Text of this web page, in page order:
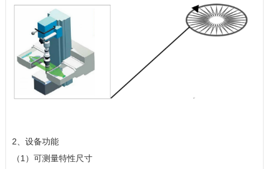
2、设备功能
（1）可测量特性尺寸